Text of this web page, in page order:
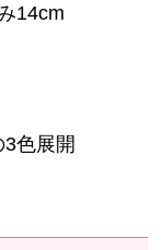
14cm
色展開